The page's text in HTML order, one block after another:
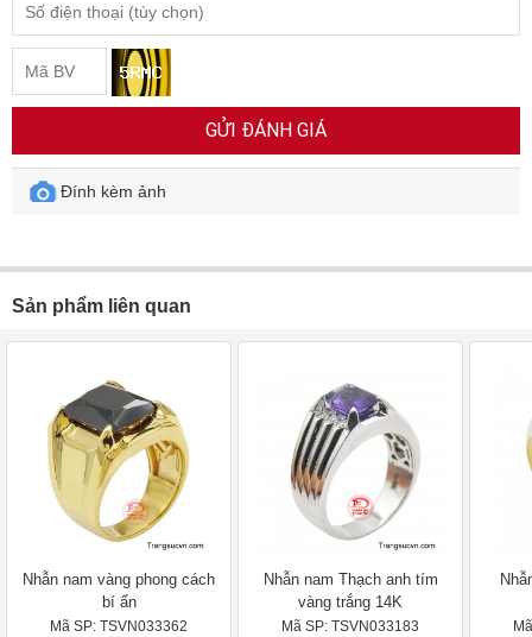
GỬI ĐÁNH GIÁ
Đính kèm ảnh
Sản phẩm liên quan
Nhẫn nam vàng phong cách
bí ẩn
Mã SP: TSVN033362
Nhẫn nam Thạch anh tím
vàng trắng 14K
Mã SP: TSVN033183